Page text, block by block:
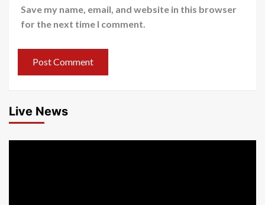
Save my name, email, and website in this browser
for the next time I comment.
Live News